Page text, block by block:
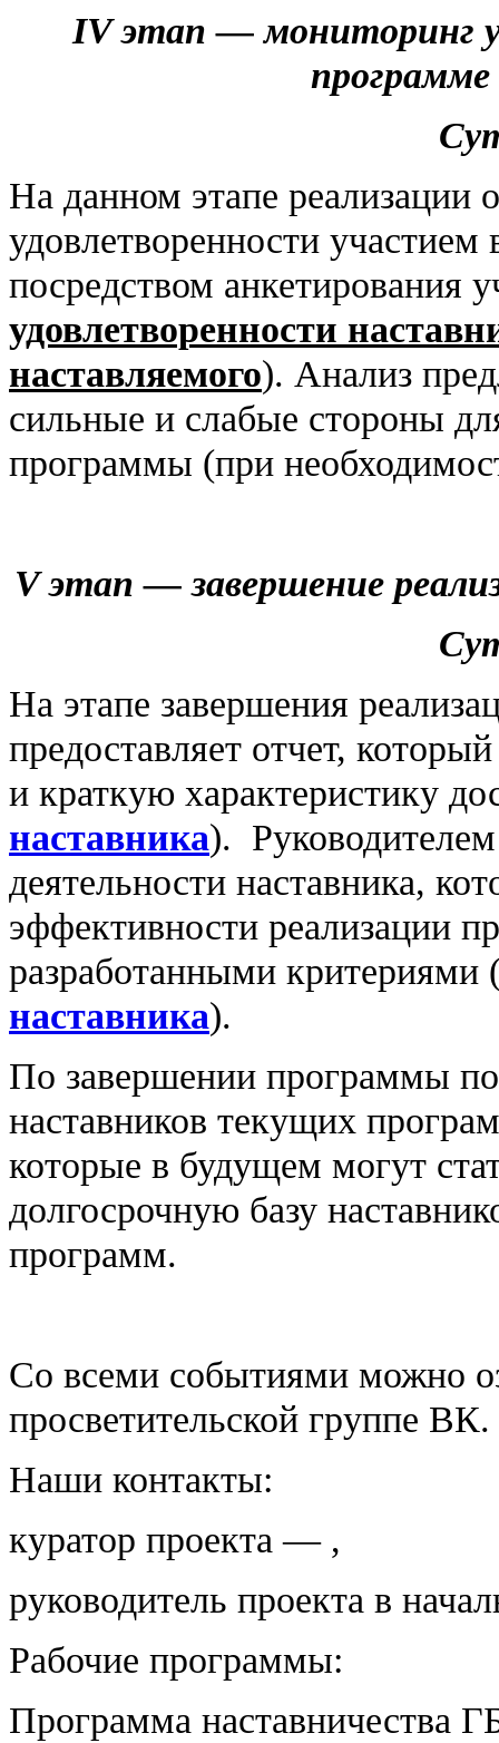
IVэтап — мониторинг
На данном этапе реализации
удовлетворенности участием
посредством анкетирования
удовлетворенности
наставляемого). Анализ
сильные и слабые стороны
программы (при
Vэтап — завершение
На этапе завершения
предоставляет отчет,
и краткую характеристику
наставника).
деятельности наставника,
эффективности реализации
разработанными критериями
наставника).
По завершении программы
наставников текущих
которые в будущем могут
долгосрочную базу
программ.
Со всеми событиями можно
просветительской группе ВК.
Наши контакты:
куратор проекта — ,
руководитель проекта в
Рабочие программы:
Программа